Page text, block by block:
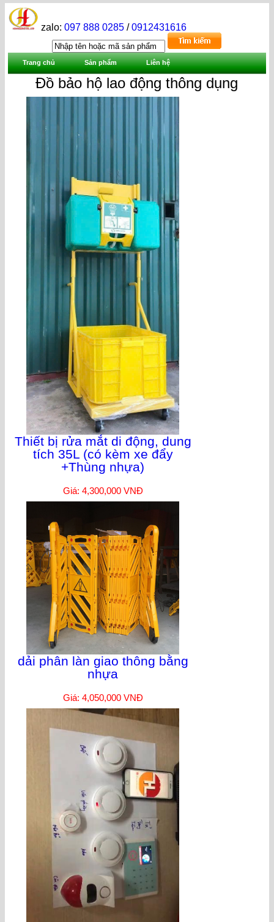
zalo:097 888 0285 /0912431616
Trang chủ Sản phẩm Liên hệ
Đồ bảo hộ lao động thông dụng
Thiết bị rửa mắt di động, dung
tích 35L (có kèm xe đẩy
+Thùng nhựa)
Giá: 4,300,000 VNĐ
dải phân làn giao thông bằng
nhựa
Giá: 4,050,000 VNĐ